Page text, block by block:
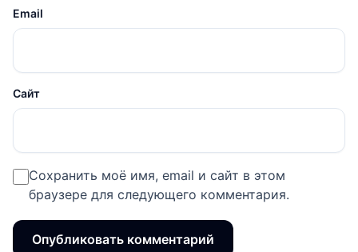
Email
Сайт
Сохранить моё имя, email и сайт в этом
браузере для следующего комментария.